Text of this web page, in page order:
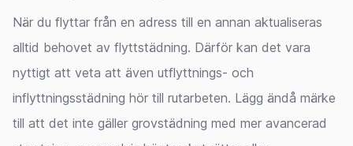
När du flyttar från en adress till en annan aktualiseras
alltid behovet av flyttstädning. Därför kan det vara
nyttigt att veta att även utflyttnings- och
inflyttningsstädning hör till rutarbeten. Lägg ändå märke
till att det inte gäller grovstädning med mer avancerad